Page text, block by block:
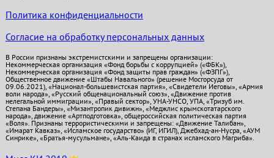
Политика конфиденциальности
Согласие на обработку персональных данных
В России признаны экстремистскими и запрещены организации:
Некоммерческая организация «Фонд борьбы с коррупцией» («ФБК»),
Некоммерческая организация «Фонд защиты прав граждан» («ФЗПГ»),
Общественное движение «Штабы Навального» (решение Мосгорсуда от
09.06.2021), «Национал-большевистская партия», «Свидетели Иеговы», «Армия
воли народа», «Русский общенациональный союз», «Движение против
нелегальной иммиграции», «Правый сектор», УНА-УНСО, УПА, «Тризуб им.
Степана Бандеры», «Мизантропик дивижн», «Меджлис крымскотатарского
народа», движение «Артподготовка», общероссийская политическая партия
«Воля». Признаны террористическими и запрещены: «Движение Талибан»,
«Имарат Кавказ», «Исламское государство» (ИГ, ИГИЛ), Джебхад-ан-Нусра, «АУМ
Синрике», «Братья-мусульмане», «Аль-Каида в странах исламского Магриба».